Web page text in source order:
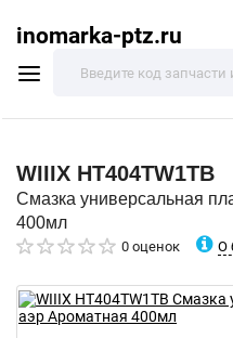
inomarka-ptz.ru
WIIIX HT404TW1TB
Смазка универсальная
400мл
0 оценок О